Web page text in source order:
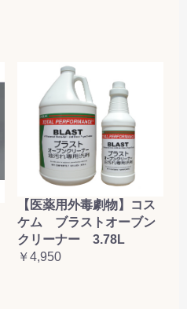
【医薬用外毒劇物】コス
ケム ブラストオーブン
クリーナー 3.78L
￥4,950